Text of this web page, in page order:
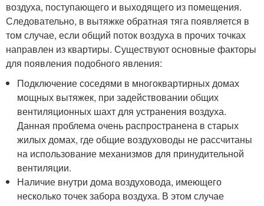
воздуха, поступающего и выходящего из помещения.
Следовательно, в вытяжке обратная тяга появляется в
том случае, если общий поток воздуха в прочих точках
направлен из квартиры. Существуют основные факторы
для появления подобного явления:
Подключение соседями в многоквартирных домах
мощных вытяжек, при задействовании общих
вентиляционных шахт для устранения воздуха.
Данная проблема очень распространена в старых
жилых домах, где общие воздуховоды не рассчитаны
на использование механизмов для принудительной
вентиляции.
Наличие внутри дома воздуховода, имеющего
несколько точек забора воздуха. В этом случае